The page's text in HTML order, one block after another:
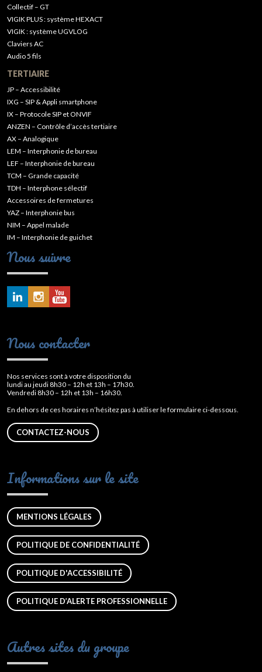
Collectif – GT
VIGIK PLUS : système HEXACT
VIGIK : système UGVLOG
Claviers AC
Audio 5 fils
TERTIAIRE
JP – Accessibilité
IXG – SIP & Appli smartphone
IX – Protocole SIP et ONVIF
ANZEN – Contrôle d’accès tertiaire
AX – Analogique
LEM – Interphonie de bureau
LEF – Interphonie de bureau
TCM – Grande capacité
TDH – Interphone sélectif
Accessoires de fermetures
YAZ – Interphonie bus
NIM – Appel malade
IM – Interphonie de guichet
Nous suivre
Nous contacter
Nos services sont à votre disposition du
lundi au jeudi 8h30 – 12h et 13h – 17h30.
Vendredi 8h30 – 12h et 13h – 16h30.
En dehors de ces horaires n’hésitez pas à utiliser le formulaire ci-dessous.
CONTACTEZ-NOUS
Informations sur le site
MENTIONS LÉGALES
POLITIQUE DE CONFIDENTIALITÉ
POLITIQUE D'ACCESSIBILITÉ
POLITIQUE D’ALERTE PROFESSIONNELLE
Autres sites du groupe